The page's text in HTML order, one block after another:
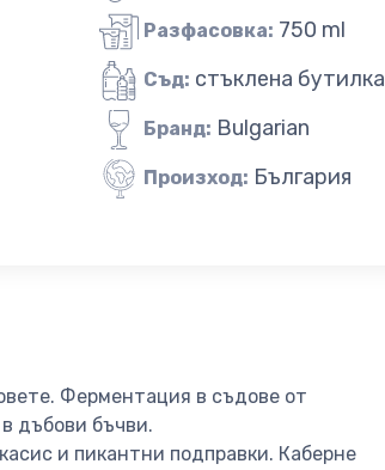
Разфасовка: 750 ml
Съд: стъклена бутилка
Бранд: Bulgarian
Произход: България
Ферментация в съдове от
дъбови бъчви.
и пикантни подправки. Каберне